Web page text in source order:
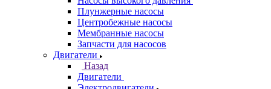
Плунжерные насосы
Центробежные насосы
Мембранные насосы
Запчасти для насосов
Двигатели
Назад
Двигатели